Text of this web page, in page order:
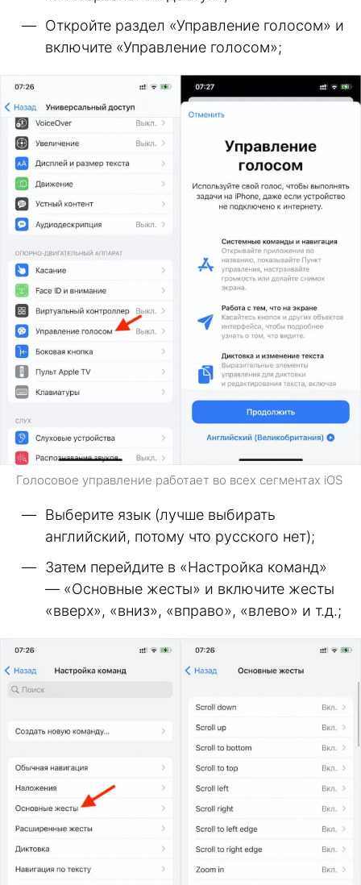
Откройте раздел «Управление голосом» и
включите «Управление голосом»;
Голосовое управление работает во всех сегментах iOS
Выберите язык (лучше выбирать
английский, потому что русского нет);
Затем перейдите в «Настройка команд»
— «Основные жесты» и включите жесты
«вверх», «вниз», «вправо», «влево» и т.д.;